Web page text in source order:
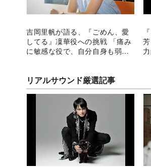
吉岡里帆が語る、『ごめん、愛
してる』凜華役への挑戦 「痛み
に敏感な役で、自分自身も弱く
リアルサウンド厳選記事